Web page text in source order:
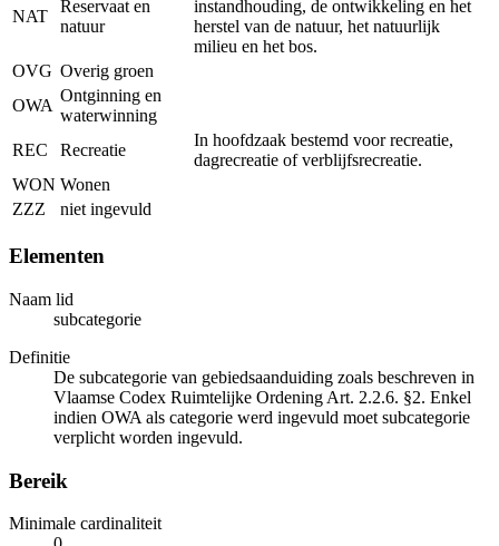
NAT
Reservaat en
natuur
instandhouding, de ontwikkeling en het
herstel van de natuur, het natuurlijk
milieu en het bos.
OVG Overig groen
OWA
Ontginning en
waterwinning
REC
Recreatie
In hoofdzaak bestemd voor recreatie,
dagrecreatie of verblijfsrecreatie.
WON Wonen
ZZZ
niet ingevuld
Elementen
Naam lid
subcategorie
Definitie
De subcategorie van gebiedsaanduiding zoals beschreven in
Vlaamse Codex Ruimtelijke Ordening Art. 2.2.6. §2. Enkel
indien OWA als categorie werd ingevuld moet subcategorie
verplicht worden ingevuld.
Bereik
Minimale cardinaliteit